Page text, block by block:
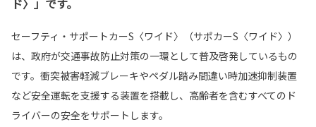
セーフティ・サポートカーS〈ワイド〉（サポカーS〈ワイド〉）
は、政府が交通事故防止対策の一環として普及啓発しているもの
です。衝突被害軽減ブレーキやペダル踏み間違い時加速抑制装置
など安全運転を支援する装置を搭載し、高齢者を含むすべてのド
ライバーの安全をサポートします。